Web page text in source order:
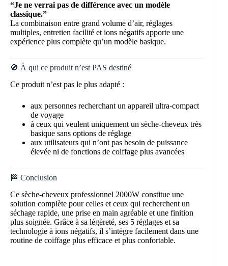
“Je ne verrai pas de différence avec un modèle
classique.”
La combinaison entre grand volume d’air, réglages
multiples, entretien facilité et ions négatifs apporte une
expérience plus complète qu’un modèle basique.
🚫 À qui ce produit n’est PAS destiné
Ce produit n’est pas le plus adapté :
aux personnes recherchant un appareil ultra-compact
de voyage
à ceux qui veulent uniquement un sèche-cheveux très
basique sans options de réglage
aux utilisateurs qui n’ont pas besoin de puissance
élevée ni de fonctions de coiffage plus avancées
🏁 Conclusion
Ce sèche-cheveux professionnel 2000W constitue une
solution complète pour celles et ceux qui recherchent un
séchage rapide, une prise en main agréable et une finition
plus soignée. Grâce à sa légèreté, ses 5 réglages et sa
technologie à ions négatifs, il s’intègre facilement dans une
routine de coiffage plus efficace et plus confortable.